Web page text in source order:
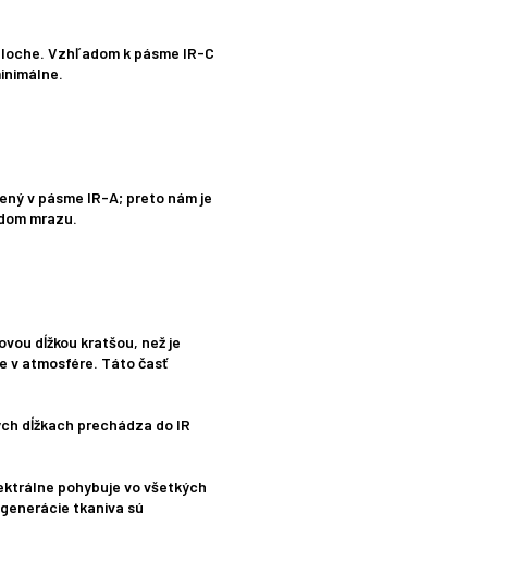
Vzhľadom k pásme IR-C
v pásme IR-A; preto nám je
mrazu.
dĺžkou kratšou, než je
v atmosfére. Táto časť
dĺžkach prechádza do IR
pohybuje vo všetkých
tkaniva sú